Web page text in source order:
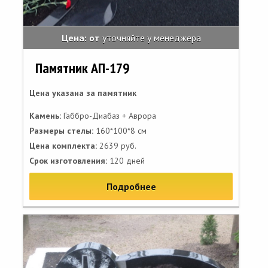
Цена: от уточняйте у менеджера
Памятник АП-179
Цена указана за памятник
Камень: Габбро-Диабаз + Аврора
Размеры стелы: 160*100*8 см
Цена комплекта: 2639 руб.
Срок изготовления: 120 дней
Подробнее